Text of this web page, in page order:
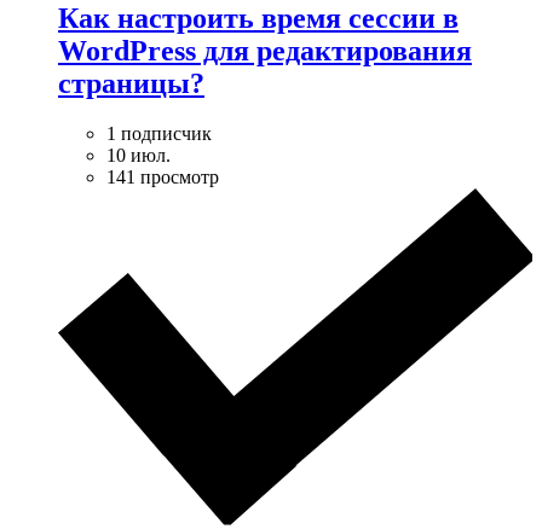
Как настроить время сессии в
WordPress для редактирования
страницы?
1 подписчик
10 июл.
141 просмотр